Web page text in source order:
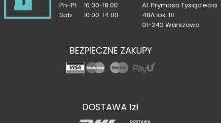
Pn-Pt
10:00-18:00
Sob
10:00-14:00
Al. Prymasa Tysiąclecia
48A lok. B1
01-242 Warszawa
BEZPIECZNE ZAKUPY
DOSTAWA 1zł